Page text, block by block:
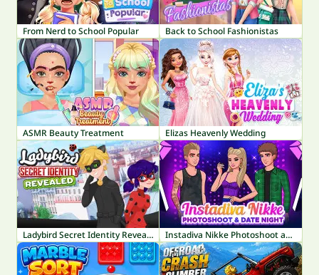
From Nerd to School Popular Back to School Fashionistas
ASMR Beauty Treatment Elizas Heavenly Wedding
Ladybird Secret Identity Revealed Instadiva Nikke Photoshoot and Date Night